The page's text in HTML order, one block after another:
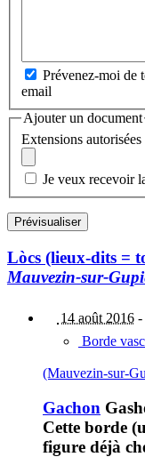
Prévenez-moi de
email
Ajouter un document
Extensions autorisées
Je veux recevoir
Lòcs (lieux-dits =
Mauvezin-sur-
14 août 2016 -
Borde
(Mauvezin-sur-
Gachon
Cette borde
figure déjà